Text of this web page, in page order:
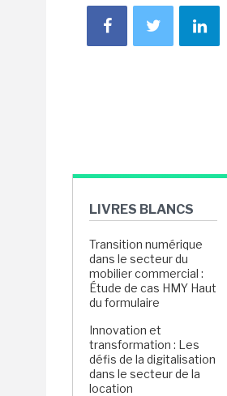
LIVRES BLANCS
Transition numérique
dans le secteur du
mobilier commercial :
Étude de cas HMY Haut
du formulaire
Innovation et
transformation : Les
défis de la digitalisation
dans le secteur de la
location